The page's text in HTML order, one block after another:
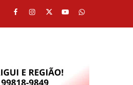
Facebook
Instagram
TwitterYoutubeWhatsapp